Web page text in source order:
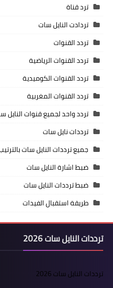
ترد قناة
تردادت النايل سات
تردد القنوات
تردد القنوات الرياضية
تردد القنوات الكوميدية
تردد القنوات المغربية
تردد واحد لجميع قنوات النايل سات
ترددات نايل سات
جميع ترددات النايل سات
ضبط اشارة النايل سات
ضبط ترددات النايل سات
طريقة استقبال الفيدات
ترددات النايل سات 2026
ترددات النايل سات 2026